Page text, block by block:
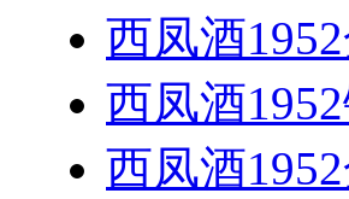
西凤酒
西凤酒
西凤酒